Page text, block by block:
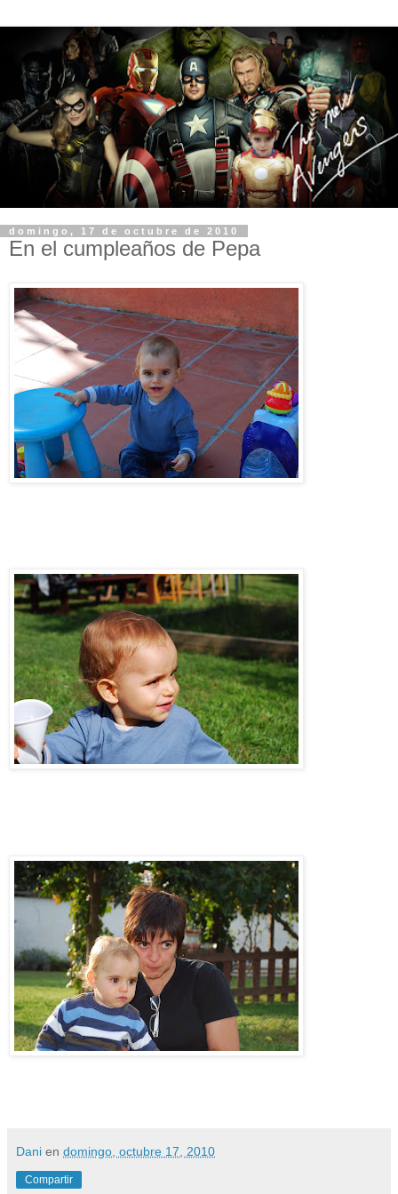
domingo, 17 de octubre de 2010
En el cumpleaños de Pepa
Dani en domingo, octubre 17, 2010
Compartir